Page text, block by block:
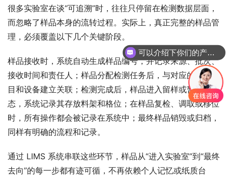
很多实验室在谈“可追溯”时，往往只停留在检测数据层面，
而忽略了样品本身的流转过程。实际上，真正完整的样品管
理，必须覆盖以下几个关键阶段。
样品接收时，系统自动生成样品编号，并记录来源、批次、
接收时间和责任人；样品分配检测任务后，与对应的检测项
目和设备建立关联；检测完成后，样品进入留样或暂存状
态，系统记录其存放料架和格位；在样品复检、调取或移位
时，所有操作都会被记录在系统中；最终样品销毁或归档，
同样有明确的流程和记录。
通过 LIMS 系统串联这些环节，样品从“进入实验室”到“最终
去向”的每一步都有迹可循，不再依赖个人记忆或纸质台
可以介绍下你们的产品么